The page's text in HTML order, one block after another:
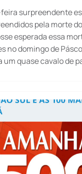
surpreendente
pela morte
esperada essa
no domingo de
um quase cavalo de